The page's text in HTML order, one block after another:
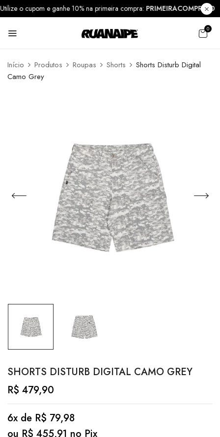
Utilize o cupom e ganhe 10% na primeira compra:
0
Início Produtos Roupas Shorts
Shorts Disturb Digital
Camo Grey
SHORTS DISTURB DIGITAL CAMO GREY
R$ 479,90
6x de R$ 79,98
ou R$ 455,91 no Pix